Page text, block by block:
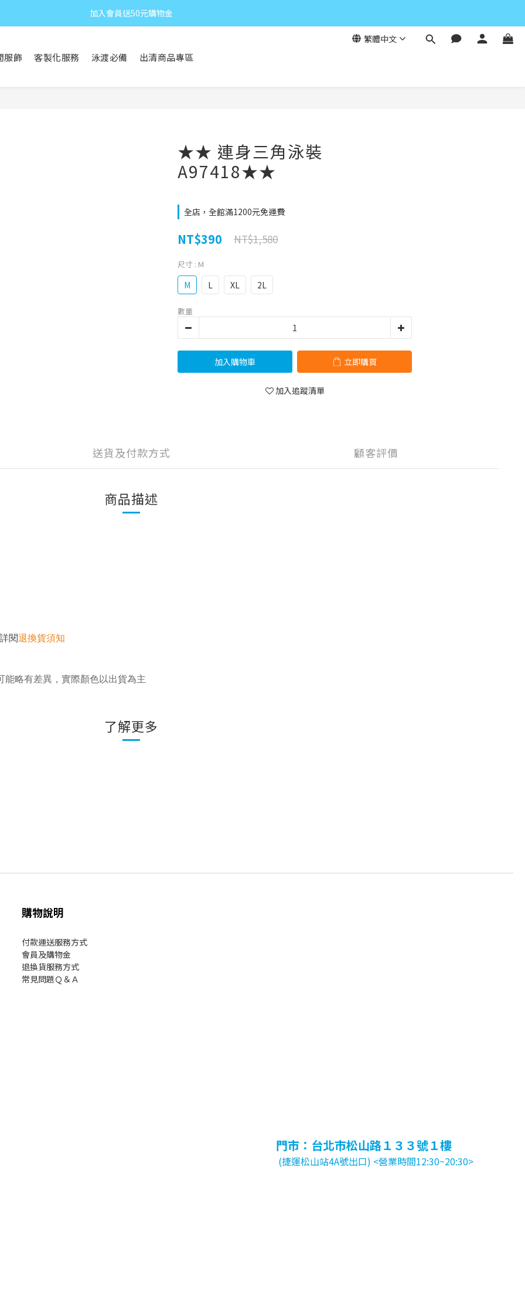
加入會員送50元購物金
繁體中文
服飾 客製化服務 泳渡必備 出清商品專區
★★ 連身三角泳裝
A97418★★
全店，全館滿1200元免運費
NT$390 NT$1,580
尺寸 : M
M L XL 2L
數量
加入購物車 立即購買
加入追蹤清單
送貨及付款方式 顧客評價
商品描述
閱退換貨須知
略有差異，實際顏色以出貨為主
了解更多
購物說明
付款運送服務方式
會員及購物金
退換貨服務方式
常見問題Ｑ＆Ａ
門市：台北市松山路１３３號１樓
(捷運松山站4A號出口) <營業時間12:30~20:30>